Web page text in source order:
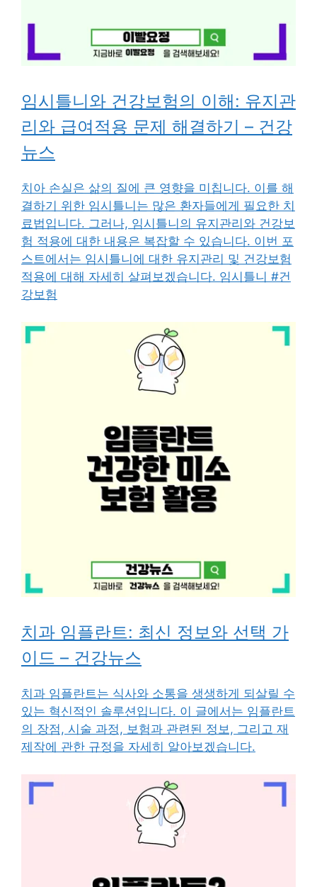
임시틀니와 건강보험의 이해: 유지관
리와 급여적용 문제 해결하기 – 건강
뉴스
치아 손실은 삶의 질에 큰 영향을 미칩니다. 이를 해
결하기 위한 임시틀니는 많은 환자들에게 필요한 치
료법입니다. 그러나, 임시틀니의 유지관리와 건강보
험 적용에 대한 내용은 복잡할 수 있습니다. 이번 포
스트에서는 임시틀니에 대한 유지관리 및 건강보험
적용에 대해 자세히 살펴보겠습니다. 임시틀니 #건
강보험
치과 임플란트: 최신 정보와 선택 가
이드 – 건강뉴스
치과 임플란트는 식사와 소통을 생생하게 되살릴 수
있는 혁신적인 솔루션입니다. 이 글에서는 임플란트
의 장점, 시술 과정, 보험과 관련된 정보, 그리고 재
제작에 관한 규정을 자세히 알아보겠습니다.